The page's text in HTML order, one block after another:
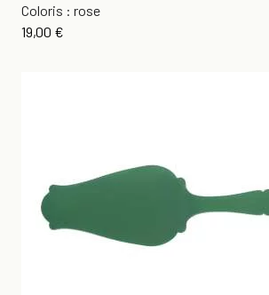
Coloris : rose
Prix
19,00 €